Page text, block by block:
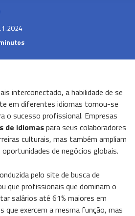
interconectado, a habilidade de se
em diferentes idiomas tornou-se
o sucesso profissional. Empresas
de idiomaspara seus colaboradores
culturais, mas também ampliam
de negócios globais.
pelo site de busca de
que profissionais que dominam o
salários até 61% maiores em
que exercem a mesma função, mas